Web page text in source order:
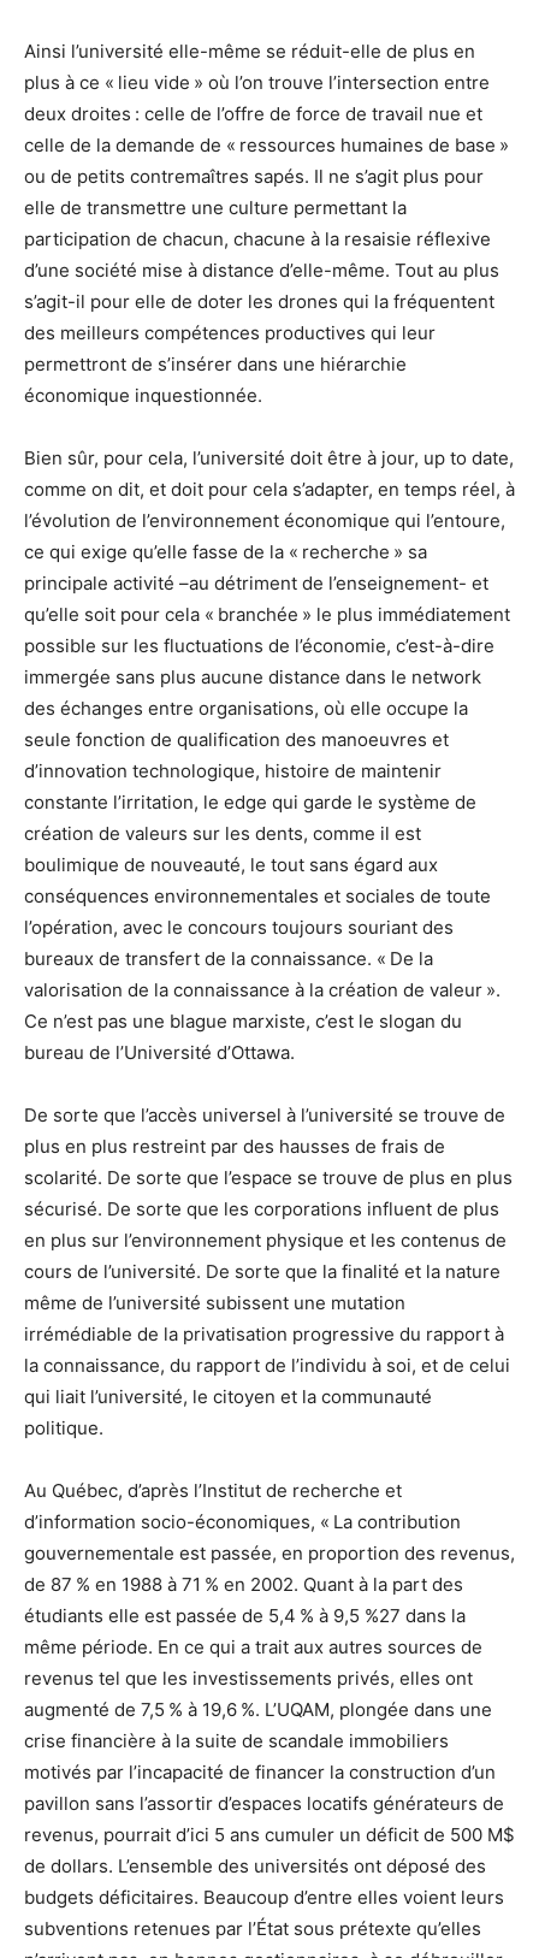
Ainsi l’université elle-même se réduit-elle de plus en
plus à ce « lieu vide » où l’on trouve l’intersection entre
deux droites : celle de l’offre de force de travail nue et
celle de la demande de « ressources humaines de base »
ou de petits contremaîtres sapés. Il ne s’agit plus pour
elle de transmettre une culture permettant la
participation de chacun, chacune à la resaisie réflexive
d’une société mise à distance d’elle-même. Tout au plus
s’agit-il pour elle de doter les drones qui la fréquentent
des meilleurs compétences productives qui leur
permettront de s’insérer dans une hiérarchie
économique inquestionnée.
Bien sûr, pour cela, l’université doit être à jour, up to date,
comme on dit, et doit pour cela s’adapter, en temps réel, à
l’évolution de l’environnement économique qui l’entoure,
ce qui exige qu’elle fasse de la « recherche » sa
principale activité –au détriment de l’enseignement- et
qu’elle soit pour cela « branchée » le plus immédiatement
possible sur les fluctuations de l’économie, c’est-à-dire
immergée sans plus aucune distance dans le network
des échanges entre organisations, où elle occupe la
seule fonction de qualification des manoeuvres et
d’innovation technologique, histoire de maintenir
constante l’irritation, le edge qui garde le système de
création de valeurs sur les dents, comme il est
boulimique de nouveauté, le tout sans égard aux
conséquences environnementales et sociales de toute
l’opération, avec le concours toujours souriant des
bureaux de transfert de la connaissance. « De la
valorisation de la connaissance à la création de valeur ».
Ce n’est pas une blague marxiste, c’est le slogan du
bureau de l’Université d’Ottawa.
De sorte que l’accès universel à l’université se trouve de
plus en plus restreint par des hausses de frais de
scolarité. De sorte que l’espace se trouve de plus en plus
sécurisé. De sorte que les corporations influent de plus
en plus sur l’environnement physique et les contenus de
cours de l’université. De sorte que la finalité et la nature
même de l’université subissent une mutation
irrémédiable de la privatisation progressive du rapport à
la connaissance, du rapport de l’individu à soi, et de celui
qui liait l’université, le citoyen et la communauté
politique.
Au Québec, d’après l’Institut de recherche et
d’information socio-économiques, « La contribution
gouvernementale est passée, en proportion des revenus,
de 87 % en 1988 à 71 % en 2002. Quant à la part des
étudiants elle est passée de 5,4 % à 9,5 %27 dans la
même période. En ce qui a trait aux autres sources de
revenus tel que les investissements privés, elles ont
augmenté de 7,5 % à 19,6 %. L’UQAM, plongée dans une
crise financière à la suite de scandale immobiliers
motivés par l’incapacité de financer la construction d’un
pavillon sans l’assortir d’espaces locatifs générateurs de
revenus, pourrait d’ici 5 ans cumuler un déficit de 500 M$
de dollars. L’ensemble des universités ont déposé des
budgets déficitaires. Beaucoup d’entre elles voient leurs
subventions retenues par l’État sous prétexte qu’elles